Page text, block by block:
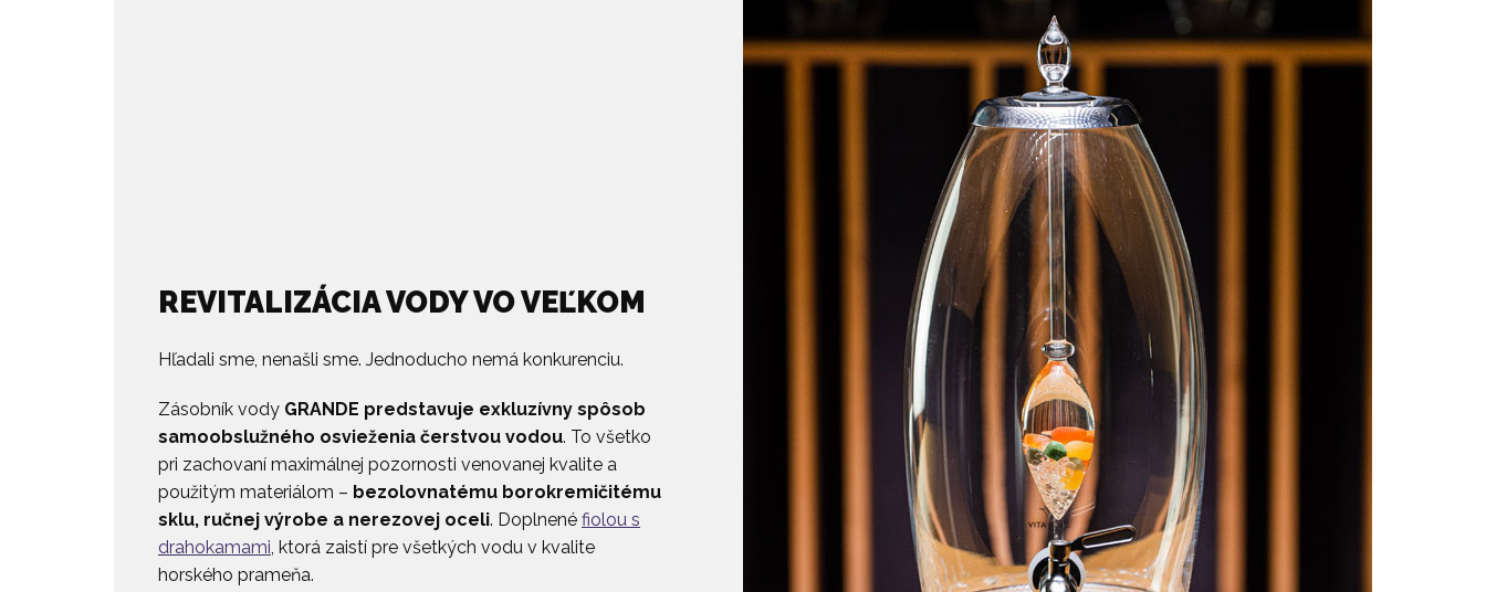
REVITALIZÁCIA VODY VO VEĽKOM
Hľadali sme, nenašli sme. Jednoducho nemá konkurenciu.
Zásobník vody GRANDE predstavuje exkluzívny spôsob
samoobslužného osvieženia čerstvou vodou. To všetko
pri zachovaní maximálnej pozornosti venovanej kvalite a
použitým materiálom – bezolovnatému borokremičitému
sklu, ručnej výrobe a nerezovej oceli. Doplnené fiolou s
drahokamami, ktorá zaistí pre všetkých vodu v kvalite
horského prameňa.